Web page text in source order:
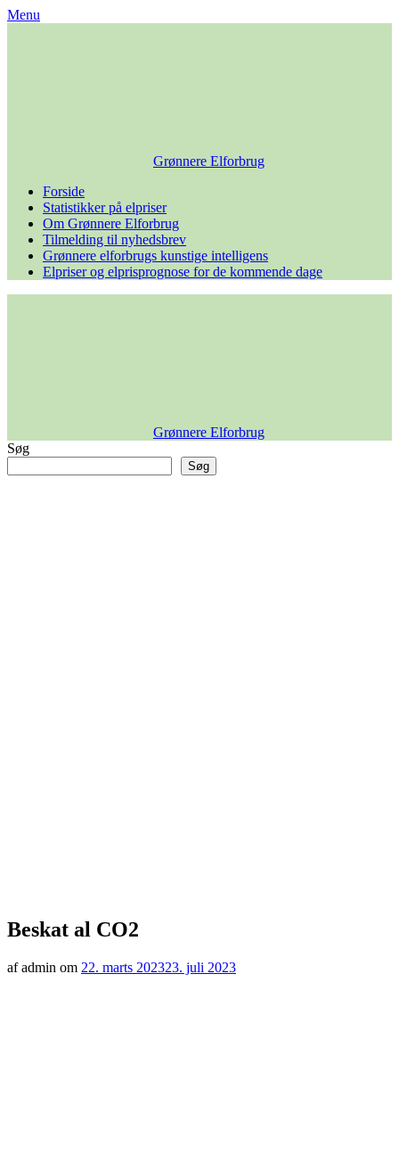
Skip
Menu
Grønnere Elforbrug
Forside
Statistikker på elpriser
Om Grønnere Elforbrug
Tilmelding til nyhedsbrev
Grønnere elforbrugs kunstige intelligens
Elpriser og elprisprognose for de kommende dage
Grønnere Elforbrug
Søg
Søg
Beskat al CO2
af admin om 22. marts 202323. juli 2023